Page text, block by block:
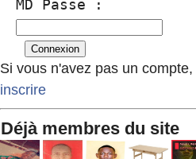
MD Passe :
Si vous n'avez pas un compte,
inscrire
Déjà membres du site